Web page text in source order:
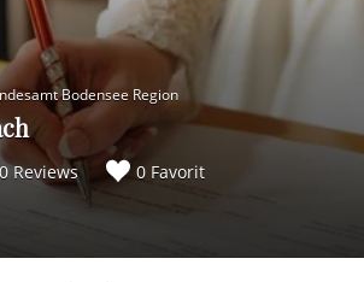
Bodensee Region
0 Reviews 0 Favorit